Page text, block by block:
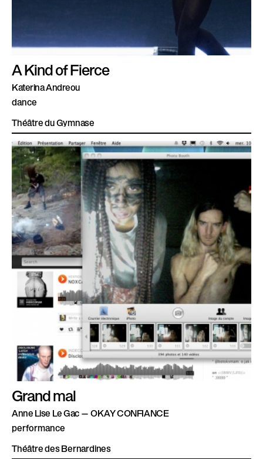
A Kind of Fierce
Katerina Andreou
dance
Théâtre du Gymnase
Grand mal
Anne Lise Le Gac — OKAY CONFIANCE
performance
Théâtre des Bernardines